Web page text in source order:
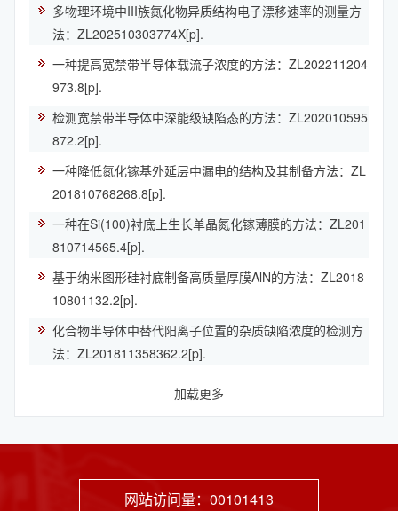
多物理环境中III族氮化物异质结构电子漂移速率的测量方
法：ZL202510303774X[p].
一种提高宽禁带半导体载流子浓度的方法：ZL202211204
973.8[p].
检测宽禁带半导体中深能级缺陷态的方法：ZL202010595
872.2[p].
一种降低氮化镓基外延层中漏电的结构及其制备方法：ZL
201810768268.8[p].
一种在Si(100)衬底上生长单晶氮化镓薄膜的方法：ZL201
810714565.4[p].
基于纳米图形硅衬底制备高质量厚膜AlN的方法：ZL2018
10801132.2[p].
化合物半导体中替代阳离子位置的杂质缺陷浓度的检测方
法：ZL201811358362.2[p].
加载更多
网站访问量： 00101413